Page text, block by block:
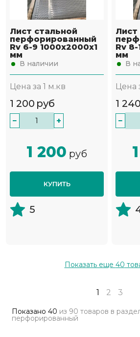
Лист стальной
перфорированный
Rv 6-9 1000х2000х1
мм
В наличии
Цена за 1 м.кв
1 200 руб
− +
1 200 руб
КУПИТЬ
5
Лист
Rv 8-
мм
В
Цена
1 240
−
Показать еще 40
1 2 3
Показано 40 из 90 товаров в
перфорированный